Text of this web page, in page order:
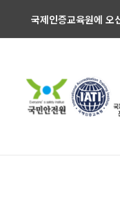
국제인증교육원에 오